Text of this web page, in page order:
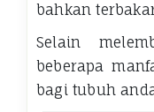
bahkan
Selain
beberapa
bagi tubuh